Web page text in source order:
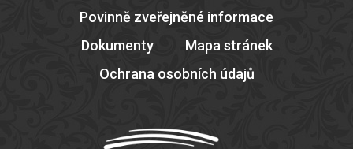
Povinně zveřejněné informace
Dokumenty
Mapa stránek
Ochrana osobních údajů